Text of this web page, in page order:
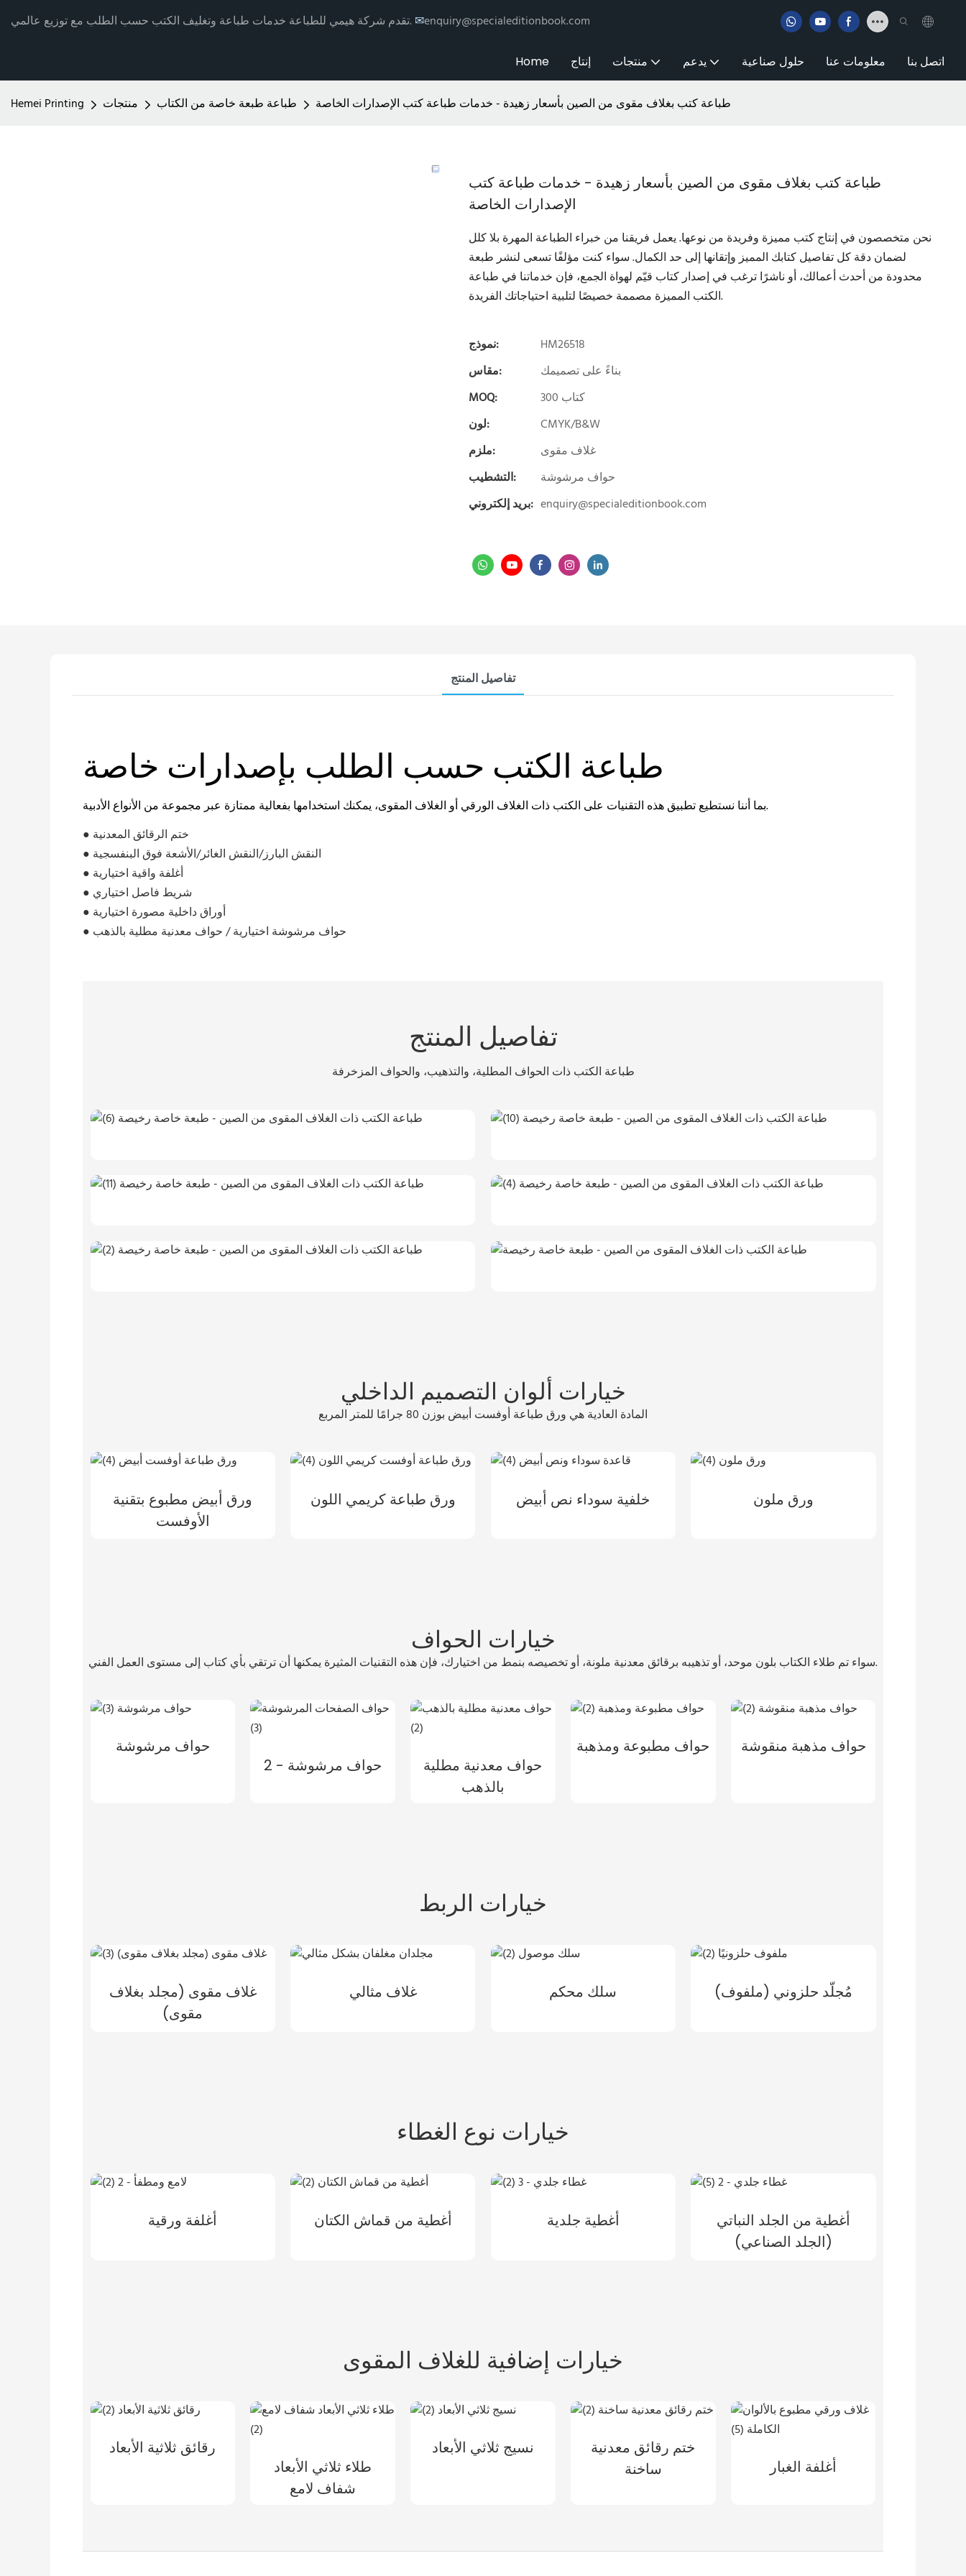
تقدم شركة هيمي للطباعة خدمات طباعة وتغليف الكتب حسب الطلب مع توزيع عالمي. ✉enquiry@specialeditionbook.com
Home إنتاج منتجات يدعم حلول صناعية معلومات عنا اتصل بنا
Hemei Printing منتجات طباعة طبعة خاصة من الكتاب طباعة كتب بغلاف مقوى من الصين بأسعار زهيدة - خدمات طباعة كتب الإصدارات الخاصة
طباعة كتب بغلاف مقوى من الصين بأسعار زهيدة - خدمات طباعة كتب
الإصدارات الخاصة
نحن متخصصون في إنتاج كتب مميزة وفريدة من نوعها. يعمل فريقنا من خبراء الطباعة المهرة بلا كلل
لضمان دقة كل تفاصيل كتابك المميز وإتقانها إلى حد الكمال. سواء كنت مؤلفًا تسعى لنشر طبعة
محدودة من أحدث أعمالك، أو ناشرًا ترغب في إصدار كتاب قيّم لهواة الجمع، فإن خدماتنا في طباعة
الكتب المميزة مصممة خصيصًا لتلبية احتياجاتك الفريدة.
نموذج:
HM26518
مقاس:
بناءً على تصميمك
MOQ:
300 كتاب
لون:
CMYK/B&W
ملزم:
غلاف مقوى
التشطيب:
حواف مرشوشة
بريد إلكتروني: enquiry@specialeditionbook.com
تفاصيل المنتج
طباعة الكتب حسب الطلب بإصدارات خاصة
بما أننا نستطيع تطبيق هذه التقنيات على الكتب ذات الغلاف الورقي أو الغلاف المقوى، يمكنك استخدامها بفعالية ممتازة عبر مجموعة من الأنواع الأدبية.
● ختم الرقائق المعدنية
● النقش البارز/النقش الغائر/الأشعة فوق البنفسجية
● أغلفة واقية اختيارية
● شريط فاصل اختياري
● أوراق داخلية مصورة اختيارية
●
حواف مرشوشة اختيارية /حواف معدنية مطلية بالذهب
تفاصيل المنتج
طباعة الكتب ذات الحواف المطلية، والتذهيب، والحواف المزخرفة
خيارات ألوان التصميم الداخلي
المادة العادية هي ورق طباعة أوفست أبيض بوزن 80 جرامًا للمتر المربع
ورق أبيض مطبوع بتقنية
الأوفست
ورق طباعة كريمي اللون خلفية سوداء نص أبيض ورق ملون
خيارات الحواف
سواء تم طلاء الكتاب بلون موحد، أو تذهيبه برقائق معدنية ملونة، أو تخصيصه بنمط من اختيارك، فإن هذه التقنيات المثيرة يمكنها أن ترتقي بأي كتاب إلى مستوى العمل الفني.
حواف مرشوشة
حواف مرشوشة - 2
حواف معدنية مطلية
بالذهب
حواف مطبوعة ومذهبة حواف مذهبة منقوشة
خيارات الربط
غلاف مقوى (مجلد بغلاف
مقوى)
غلاف مثالي سلك محكم مُجلّد حلزوني (ملفوف)
خيارات نوع الغطاء
أغلفة ورقية أغطية من قماش الكتان أغطية جلدية
أغطية من الجلد النباتي
(الجلد الصناعي)
خيارات إضافية للغلاف المقوى
رقائق ثلاثية الأبعاد
طلاء ثلاثي الأبعاد
شفاف لامع
نسيج ثلاثي الأبعاد
ختم رقائق معدنية
ساخنة
أغلفة الغبار